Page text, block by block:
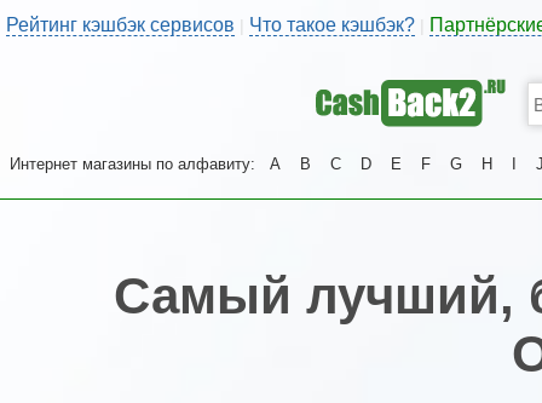
Рейтинг кэшбэк сервисов | Что такое кэшбэк?
Интернет магазины по алфавиту: A B C D E F G H
Самый лучший,